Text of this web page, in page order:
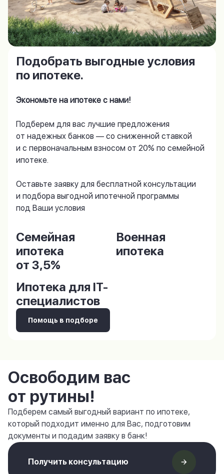
Подобрать выгодные условия
по ипотеке.
Экономьте на ипотеке с нами!
Подберем для вас лучшие предложения
от надежных банков — со сниженной ставкой
и с первоначальным взносом от 20% по семейной
ипотеке.
Оставьте заявку для бесплатной консультации
и подбора выгодной ипотечной программы
под Ваши условия
Семейная
ипотека
от 3,5%
Военная
ипотека
Ипотека для IT-
специалистов
Помощь в подборе
Освободим вас
от рутины!
Подберем самый выгодный вариант по ипотеке,
который подходит именно для Вас, подготовим
документы и подадим заявку в банк!
Получить консультацию